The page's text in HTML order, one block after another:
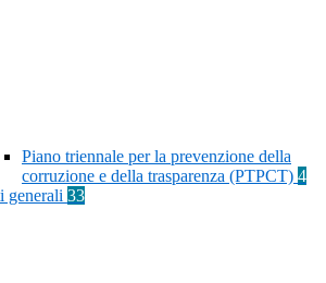
Piano triennale per la prevenzione della
corruzione e della trasparenza (PTPCT) 4
generali 33